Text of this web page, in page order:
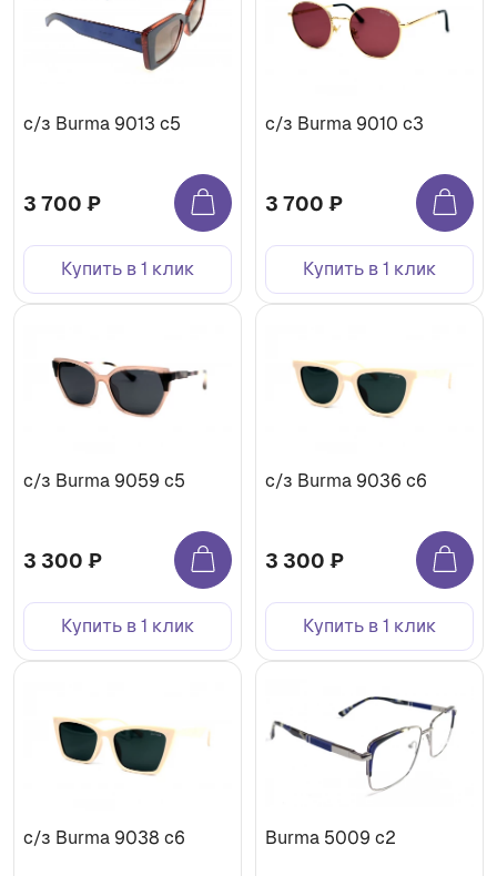
с/з Burma 9013 c5
3 700 ₽
Купить в 1 клик
с/з Burma 9010 c3
3 700 ₽
Купить в 1 клик
с/з Burma 9059 c5
3 300 ₽
Купить в 1 клик
с/з Burma 9036 c6
3 300 ₽
Купить в 1 клик
с/з Burma 9038 c6 Burma 5009 c2